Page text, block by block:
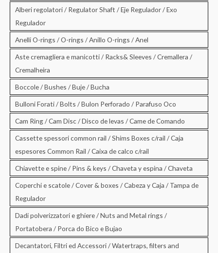
Alberi regolatori / Regulator Shaft / Eje Regulador / Exo
Regulador
Anelli O-rings / O-rings / Anillo O-rings / Anel
Aste cremagliera e manicotti / Racks& Sleeves / Cremallera /
Cremalheira
Boccole / Bushes / Buje / Bucha
Bulloni Forati / Bolts / Bulon Perforado / Parafuso Oco
Cam Ring / Cam Disc / Disco de levas / Came de Comando
Cassette spessori common rail / Shims Boxes c/rail / Caja
espesores Common Rail / Caixa de calco c/rail
Chiavette e spine / Pins & keys / Chaveta y espina / Chaveta
Coperchi e scatole / Cover & boxes / Cabeza y Caja / Tampa de
Regulador
Dadi polverizzatori e ghiere / Nuts and Metal rings /
Portatobera / Porca do Bico e Bujao
Decantatori, Filtri ed Accessori / Watertraps, filters and